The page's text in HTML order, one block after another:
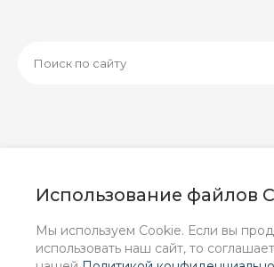
Использование файлов
Мы используем Cookie. Если вы
использовать наш сайт, то
информационный характер и ни при
положениями Статьи 437 (2)